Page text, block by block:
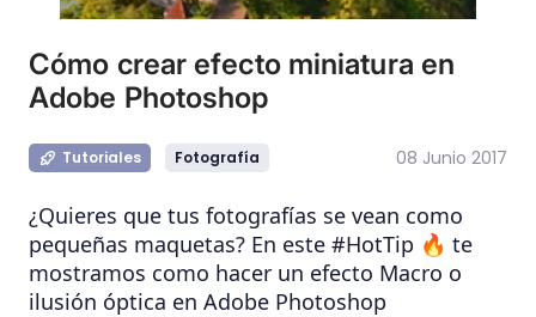
Cómo crear efecto miniatura en
Adobe Photoshop
Tutoriales Fotografía 08 Junio 2017
¿Quieres que tus fotografías se vean como
pequeñas maquetas? En este #HotTip 🔥 te
mostramos como hacer un efecto Macro o
ilusión óptica en Adobe Photoshop